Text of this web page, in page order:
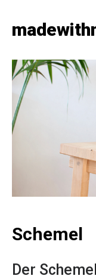
Schemel
Der